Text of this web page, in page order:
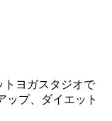
トヨガスタジオで
ップ、ダイエット